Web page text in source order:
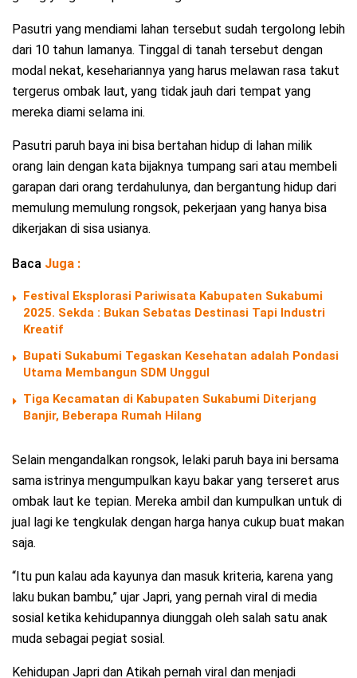
Pasutri yang mendiami lahan tersebut sudah tergolong lebih
dari 10 tahun lamanya. Tinggal di tanah tersebut dengan
modal nekat, kesehariannya yang harus melawan rasa takut
tergerus ombak laut, yang tidak jauh dari tempat yang
mereka diami selama ini.
Pasutri paruh baya ini bisa bertahan hidup di lahan milik
orang lain dengan kata bijaknya tumpang sari atau membeli
garapan dari orang terdahulunya, dan bergantung hidup dari
memulung memulung rongsok, pekerjaan yang hanya bisa
dikerjakan di sisa usianya.
Baca Juga :
Festival Eksplorasi Pariwisata Kabupaten Sukabumi
2025. Sekda : Bukan Sebatas Destinasi Tapi Industri
Kreatif
Bupati Sukabumi Tegaskan Kesehatan adalah Pondasi
Utama Membangun SDM Unggul
Tiga Kecamatan di Kabupaten Sukabumi Diterjang
Banjir, Beberapa Rumah Hilang
Selain mengandalkan rongsok, lelaki paruh baya ini bersama
sama istrinya mengumpulkan kayu bakar yang terseret arus
ombak laut ke tepian. Mereka ambil dan kumpulkan untuk di
jual lagi ke tengkulak dengan harga hanya cukup buat makan
saja.
“Itu pun kalau ada kayunya dan masuk kriteria, karena yang
laku bukan bambu,” ujar Japri, yang pernah viral di media
sosial ketika kehidupannya diunggah oleh salah satu anak
muda sebagai pegiat sosial.
Kehidupan Japri dan Atikah pernah viral dan menjadi